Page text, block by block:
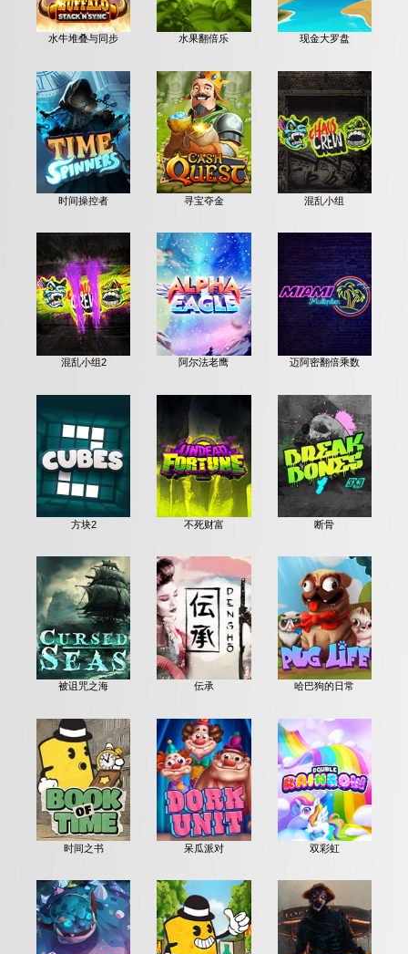
水牛堆叠与同步 水果翻倍乐 现金大罗盘
时间操控者 寻宝夺金 混乱小组
混乱小组2 阿尔法老鹰 迈阿密翻倍乘数
方块2 不死财富 断骨
被诅咒之海 伝承 哈巴狗的日常
时间之书 呆瓜派对 双彩虹